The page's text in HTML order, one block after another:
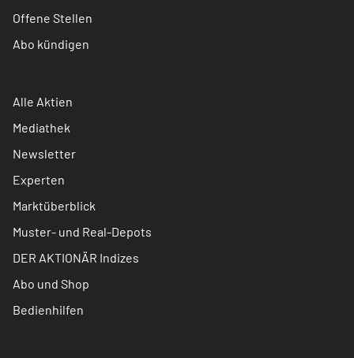
Offene Stellen
Abo kündigen
Alle Aktien
Mediathek
Newsletter
Experten
Marktüberblick
Muster- und Real-Depots
DER AKTIONÄR Indizes
Abo und Shop
Bedienhilfen